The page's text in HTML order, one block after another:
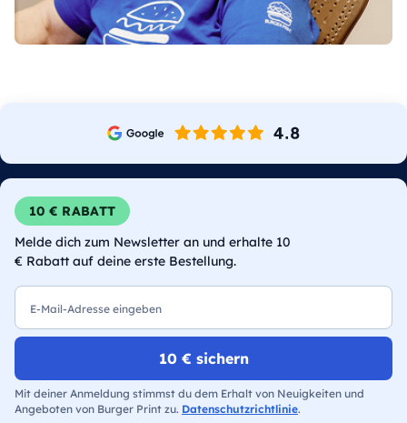
10 € RABATT
Melde dich zum Newsletter an und erhalte 10
€ Rabatt auf deine erste Bestellung.
10 € sichern
Mit deiner Anmeldung stimmst du dem Erhalt von Neuigkeiten und
Angeboten von Burger Print zu. Datenschutzrichtlinie.